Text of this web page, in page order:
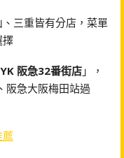
三重皆有分店，菜單
阪急32番街店 」，
阪急大阪梅田站過